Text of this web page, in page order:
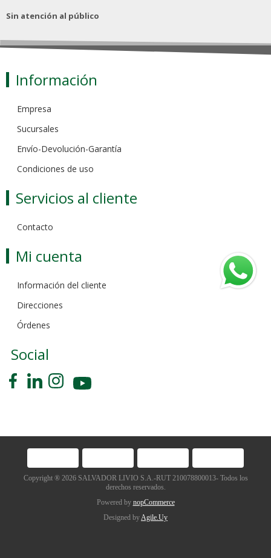
Sin atención al público
Información
Empresa
Sucursales
Envío-Devolución-Garantía
Condiciones de uso
Servicios al cliente
Contacto
Mi cuenta
Información del cliente
Direcciones
Órdenes
Social
Copyright ® 2026 SALVADOR LIVIO S.A.-RUT 210078800013- Todos los
derechos reservados.
Powered by nopCommerce
Designed byAgile.Uy